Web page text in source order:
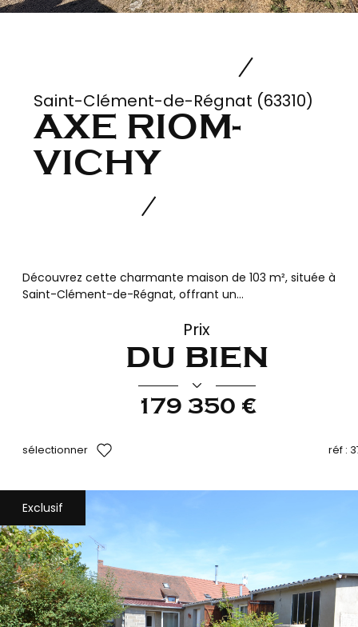
Saint-Clément-de-Régnat (63310)
AXE RIOM-
VICHY
Découvrez cette charmante maison de 103 m², située à
Saint-Clément-de-Régnat, offrant un...
Prix
du bien
179 350 €
sélectionner réf :
Exclusif